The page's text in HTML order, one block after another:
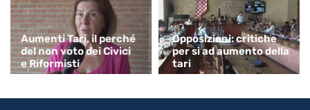
Aumenti Tari, il perché
del non voto dei Civici
e Riformisti
Opposizioni: critiche
per si ad aumento della
tari